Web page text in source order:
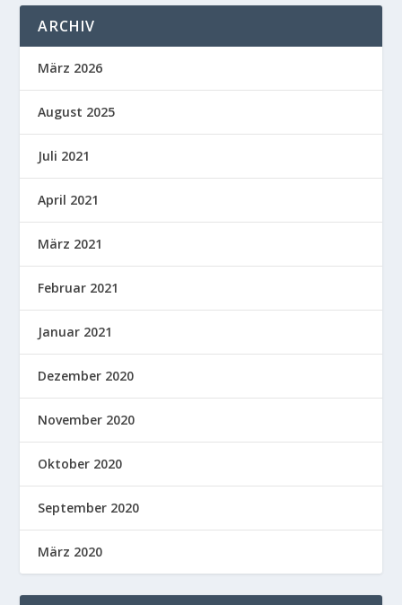
ARCHIV
März 2026
August 2025
Juli 2021
April 2021
März 2021
Februar 2021
Januar 2021
Dezember 2020
November 2020
Oktober 2020
September 2020
März 2020